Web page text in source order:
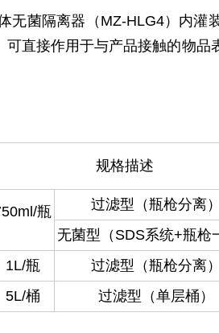
体无菌隔离器（MZ-HLG4）内
直接作用于与产品接触的物
规格描述
瓶 过滤型（瓶枪分离）
无菌型（SDS系统+瓶枪
1L/瓶
过滤型（瓶枪分离）
5L/桶
过滤型（单层桶）